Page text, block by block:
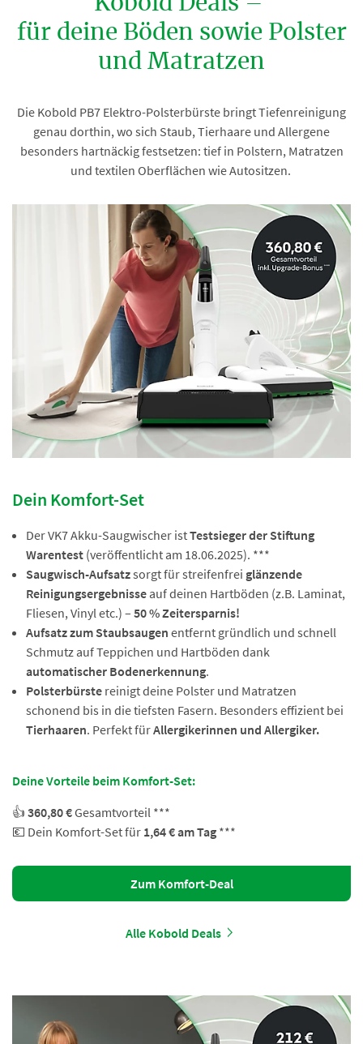
für deine Böden sowie Polster
und Matratzen
Die Kobold PB7 Elektro-Polsterbürste bringt Tiefenreinigung
genau dorthin, wo sich Staub, Tierhaare und Allergene
besonders hartnäckig festsetzen: tief in Polstern, Matratzen
und textilen Oberflächen wie Autositzen.
Dein Komfort-Set
Der VK7 Akku-Saugwischer istTestsieger der Stiftung
Warentest (veröffentlicht am 18.06.2025). ***
Saugwisch-Aufsatzsorgt für streifenfrei glänzende
Reinigungsergebnisse auf deinen Hartböden (z.B. Laminat,
Fliesen, Vinyl etc.) – 50 % Zeitersparnis!
Aufsatz zum Staubsaugen entfernt gründlich und schnell
Schmutz auf Teppichen und Hartböden dank
automatischer Bodenerkennung.
Polsterbürste reinigt deine Polster und Matratzen
schonend bis in die tiefsten Fasern. Besonders effizient bei
Tierhaaren. Perfekt fürAllergikerinnen und Allergiker.
Deine Vorteile beim Komfort-Set:
👍 360,80 €Gesamtvorteil ***
💶 Dein Komfort-Set für 1,64 € am Tag ***
Zum Komfort-Deal
Alle Kobold Deals